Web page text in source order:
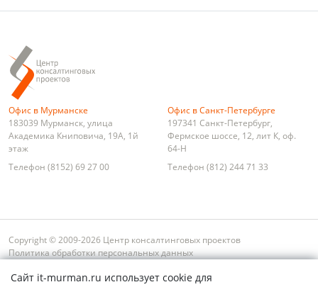
Сайт it-murman.ru использует cookie для
Офис в Мурманске
183039 Мурманск, улица
Академика Книповича, 19А, 1й
этаж
Телефон (8152) 69 27 00
Офис в Санкт-Петербурге
197341 Санкт-Петербург,
Фермское шоссе, 12, лит К, оф.
64-Н
Телефон (812) 244 71 33
Copyright © 2009-2026 Центр консалтинговых проектов
Политика обработки персональных данных
Обратная связь
Карта сайта